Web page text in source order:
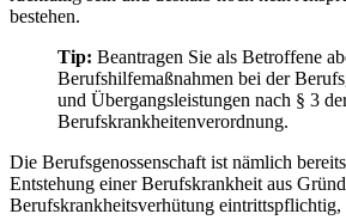
bestehen.
Tip: Beantragen Sie als Betroffene
Berufshilfemaßnahmen bei der
und Übergangsleistungen nach § 3
Berufskrankheitenverordnung.
Die Berufsgenossenschaft ist nämlich
Entstehung einer Berufskrankheit aus
Berufskrankheitsverhütung eintrittspflichtig,